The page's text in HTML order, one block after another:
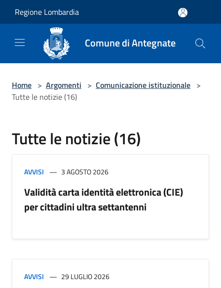
Regione Lombardia
Comune di Antegnate
Home > Argomenti > Comunicazione istituzionale >
Tutte le notizie (16)
Tutte le notizie (16)
AVVISI 3 AGOSTO 2026
Validità carta identità elettronica (CIE)
per cittadini ultra settantenni
AVVISI 29 LUGLIO 2026